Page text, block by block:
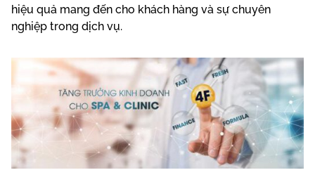
hiệu quả mang đến cho khách hàng và sự chuyên
nghiệp trong dịch vụ.